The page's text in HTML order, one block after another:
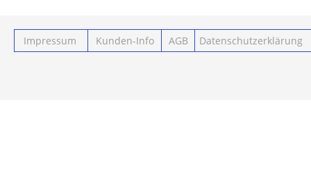
Impressum Kunden-Info AGB Datenschutzerklärung